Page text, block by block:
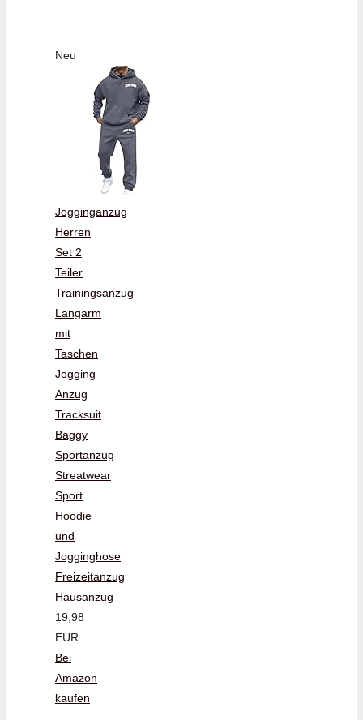
Neu
Jogginganzug
Herren
Set 2
Teiler
Trainingsanzug
Langarm
mit
Taschen
Jogging
Anzug
Tracksuit
Baggy
Sportanzug
Streatwear
Sport
Hoodie
und
Jogginghose
Freizeitanzug
Hausanzug
19,98
EUR
Bei
Amazon
kaufen